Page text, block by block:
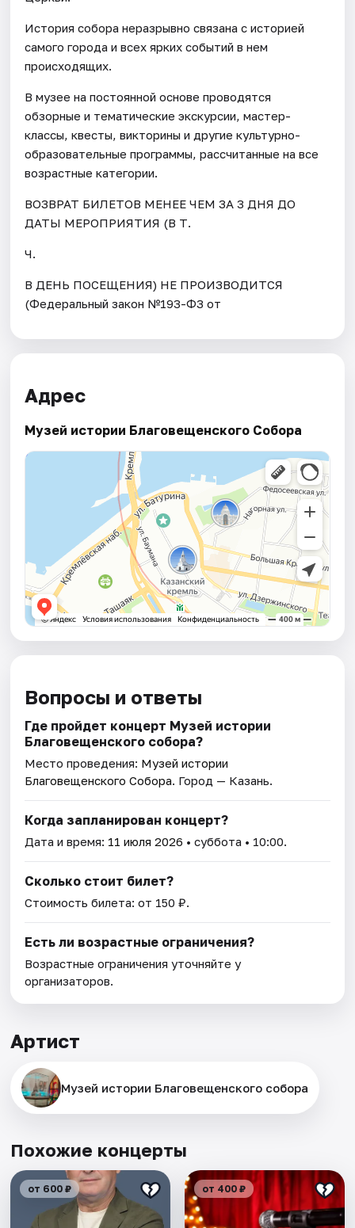
История собора неразрывно связана с историей
самого города и всех ярких событий в нем
происходящих.
В музее на постоянной основе проводятся
обзорные и тематические экскурсии, мастер-
классы, квесты, викторины и другие культурно-
образовательные программы, рассчитанные на все
возрастные категории.
ВОЗВРАТ БИЛЕТОВ МЕНЕЕ ЧЕМ ЗА 3 ДНЯ ДО
ДАТЫ МЕРОПРИЯТИЯ (В Т.
Ч.
В ДЕНЬ ПОСЕЩЕНИЯ) НЕ ПРОИЗВОДИТСЯ
(Федеральный закон №193-ФЗ от
Адрес
Музей истории Благовещенского Собора
Вопросы и ответы
Где пройдет концерт Музей истории
Благовещенского собора?
Место проведения: Музей истории
Благовещенского Собора. Город — Казань.
Когда запланирован концерт?
Дата и время: 11 июля 2026 • суббота • 10:00.
Сколько стоит билет?
Стоимость билета: от 150 ₽.
Есть ли возрастные ограничения?
Возрастные ограничения уточняйте у
организаторов.
Артист
Музей истории Благовещенского собора
Похожие концерты
от 600 ₽ от 400 ₽